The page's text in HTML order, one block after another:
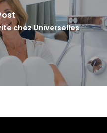
chez Universelles